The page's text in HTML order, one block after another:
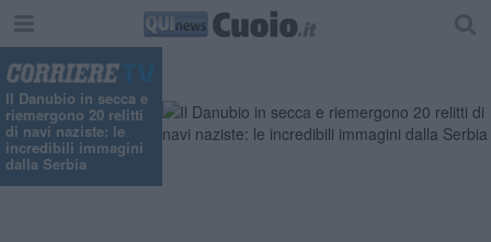
Il Danubio in secca e
riemergono 20 relitti
di navi naziste: le
incredibili immagini
dalla Serbia